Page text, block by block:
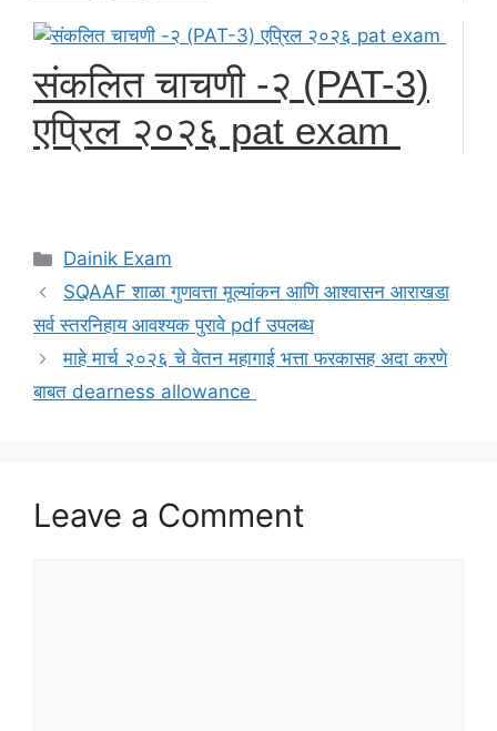
संकलित चाचणी -२ (PAT-3)
एप्रिल २०२६ pat exam
Categories
Dainik Exam
SQAAF शाळा गुणवत्ता मूल्यांकन आणि आश्वासन आराखडा
सर्व स्तरनिहाय आवश्यक पुरावे pdf उपलब्ध
माहे मार्च २०२६ चे वेतन महागाई भत्ता फरकासह अदा करणे
बाबत dearness allowance
Leave a Comment